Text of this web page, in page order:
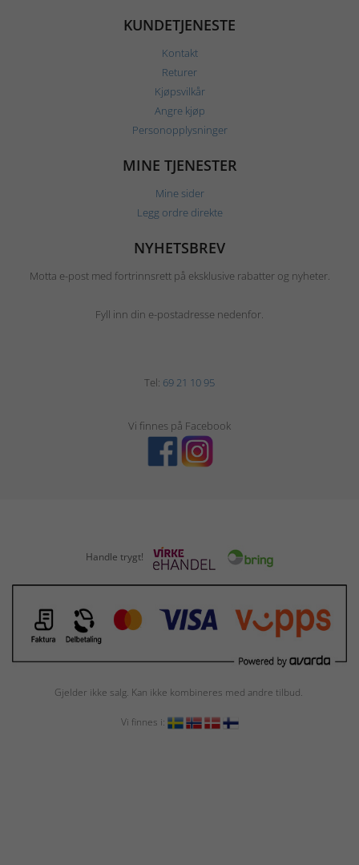
KUNDETJENESTE
Kontakt
Returer
Kjøpsvilkår
Angre kjøp
Personopplysninger
MINE TJENESTER
Mine sider
Legg ordre direkte
NYHETSBREV
Motta e-post med fortrinnsrett på eksklusive rabatter og nyheter.
Fyll inn din e-postadresse nedenfor.
Tel: 69 21 10 95
Vi finnes på Facebook
Handle trygt!
Gjelder ikke salg. Kan ikke kombineres med andre tilbud.
Vi finnes i: